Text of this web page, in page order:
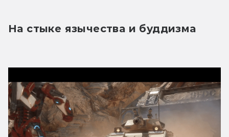
На стыке язычества и буддизма